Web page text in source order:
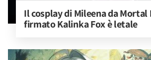
Il cosplay di Mileena da Mortal
firmato Kalinka Fox è letale